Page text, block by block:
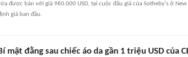
được bán với giá 960.000 USD, tại cuộc đấu giá của Sotheby's ở New
giá ban đầu.
mật đằng sau chiếc áo da gần 1 triệu USD của